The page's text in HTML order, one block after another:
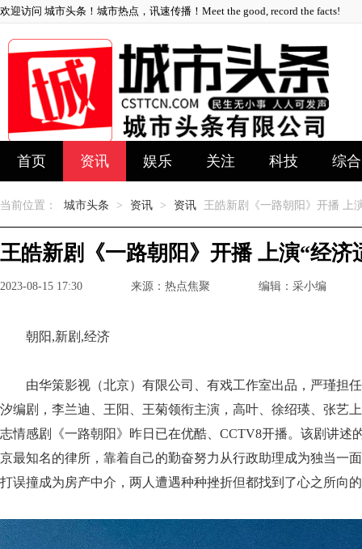
欢迎访问 城市头条！城市热点，讯速传播！Meet the good, record the facts!
首页 资讯 娱乐 关注 科技 综合
当前位置： 城市头条 > 资讯 > 资讯 王皓新剧《一路朝阳》开播 上
王皓新剧《一路朝阳》开播 上演“经济
2023-08-15 17:30 来源：热点焦聚 编辑：采小编
朝阳,新剧,经济
由华策影视（北京）有限公司、有戏工作室出品，严瑾担
汐编剧，李兰迪、王阳、王菊领衔主演，高叶、徐绍瑛、张艺
志情感剧《一路朝阳》昨日已在优酷、CCTV8开播。该剧讲述
京最知名的律所，靠着自己的勤奋努力从行政助理成为独当一
打误撞成为房产中介，两人遭遇种种挫折但都找到了心之所向